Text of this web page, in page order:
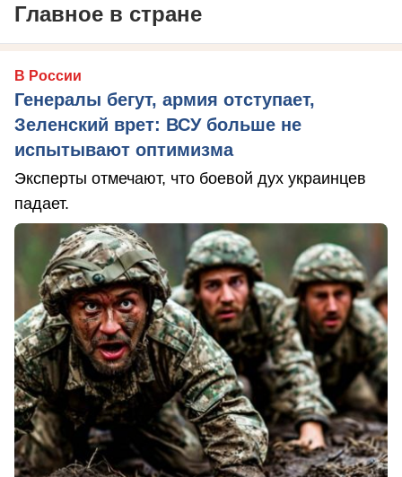
Главное в стране
В России
Генералы бегут, армия отступает,
Зеленский врет: ВСУ больше не
испытывают оптимизма
Эксперты отмечают, что боевой дух украинцев
падает.